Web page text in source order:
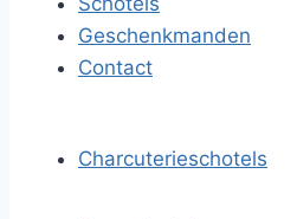
Geschenkmanden
Contact
Charcuterieschotels